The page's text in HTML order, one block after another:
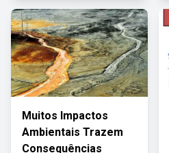
Muitos Impactos
Ambientais Trazem
Consequências